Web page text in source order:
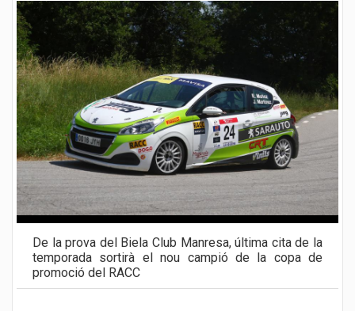
De la prova del Biela Club Manresa, última cita de la
temporada sortirà el nou campió de la copa de
promoció del RACC